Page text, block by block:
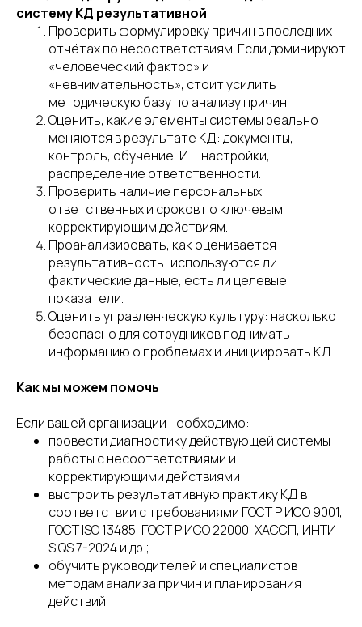
систему КД результативной
Проверить формулировку причин в последних
отчётах по несоответствиям. Если доминируют
«человеческий фактор» и
«невнимательность», стоит усилить
методическую базу по анализу причин.
Оценить, какие элементы системы реально
меняются в результате КД: документы,
контроль, обучение, ИТ-настройки,
распределение ответственности.
Проверить наличие персональных
ответственных и сроков по ключевым
корректирующим действиям.
Проанализировать, как оценивается
результативность: используются ли
фактические данные, есть ли целевые
показатели.
Оценить управленческую культуру: насколько
безопасно для сотрудников поднимать
информацию о проблемах и инициировать КД.
Как мы можем помочь
Если вашей организации необходимо:
провести диагностику действующей системы
работы с несоответствиями и
корректирующими действиями;
выстроить результативную практику КД в
соответствии с требованиями ГОСТ Р ИСО 9001,
ГОСТ ISO 13485, ГОСТ Р ИСО 22000, ХАССП, ИНТИ
S.QS.7-2024 и др.;
обучить руководителей и специалистов
методам анализа причин и планирования
действий,
+7 (989) 048-29-10
Главная
О нас
Полезная информация
Контакты
Услуги
CЗ: Захарова Дарья Николаевна
ИНН: 681601829151
Политика в отношении обработки
персональных данных
Согласие на обработку персональных
данных пользователя сайта